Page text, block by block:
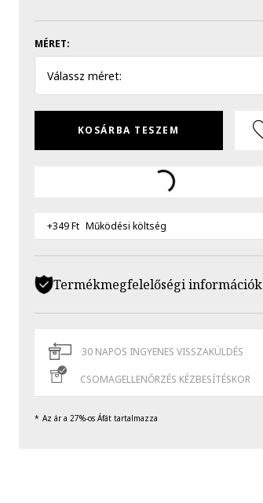
MÉRET:
Válassz méret:
KOSÁRBA TESZEM
+349 Ft Működési költség
Termékmegfelelőségi információk
30 NAPOS INGYENES VISSZAKÜLDÉS
CSOMAGELLENŐRZÉS KÉZBESÍTÉSKOR
Az ár a 27%-os Áfát tartalmazza